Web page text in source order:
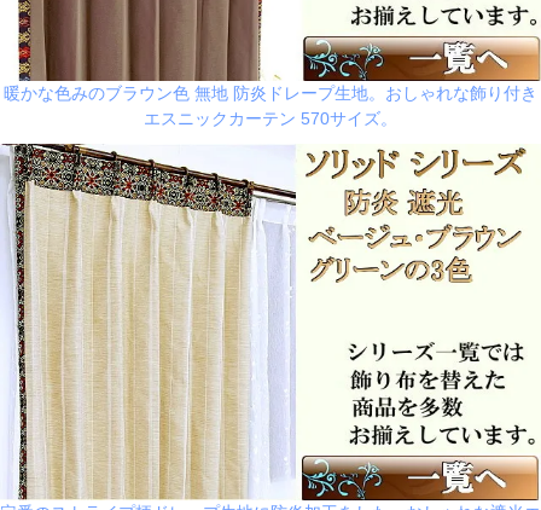
暖かな色みのブラウン色 無地 防炎ドレープ生地。おしゃれな飾り付き
エスニックカーテン 570サイズ。